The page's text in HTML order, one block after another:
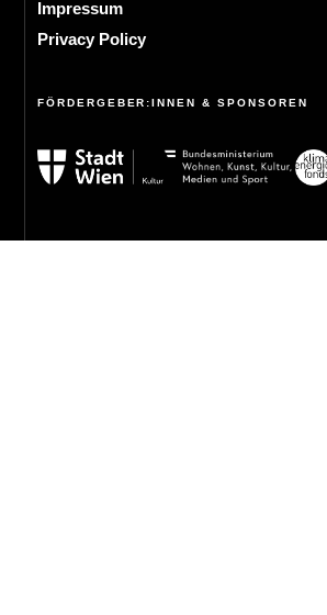
Impressum
Privacy Policy
FÖRDERGEBER:INNEN & SPONSOREN